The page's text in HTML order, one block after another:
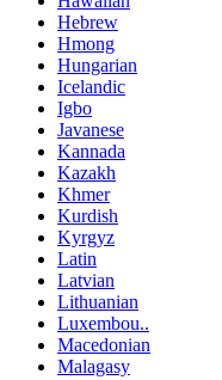
Hebrew
Hmong
Hungarian
Icelandic
Igbo
Javanese
Kannada
Kazakh
Khmer
Kurdish
Kyrgyz
Latin
Latvian
Lithuanian
Luxembou..
Macedonian
Malagasy